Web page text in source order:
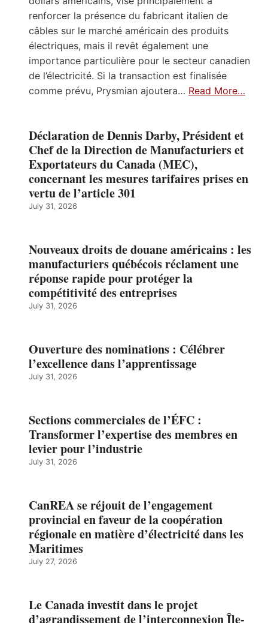
renforcer la présence du fabricant italien de
câbles sur le marché américain des produits
électriques, mais il revêt également une
importance particulière pour le secteur canadien
de l’électricité. Si la transaction est finalisée
comme prévu, Prysmian ajoutera… Read More…
Déclaration de Dennis Darby, Président et
Chef de la Direction de Manufacturiers et
Exportateurs du Canada (MEC),
concernant les mesures tarifaires prises en
vertu de l’article 301
July 31, 2026
Nouveaux droits de douane américains : les
manufacturiers québécois réclament une
réponse rapide pour protéger la
compétitivité des entreprises
July 31, 2026
Ouverture des nominations : Célébrer
l’excellence dans l’apprentissage
July 31, 2026
Sections commerciales de l’ÉFC :
Transformer l’expertise des membres en
levier pour l’industrie
July 31, 2026
CanREA se réjouit de l’engagement
provincial en faveur de la coopération
régionale en matière d’électricité dans les
Maritimes
July 27, 2026
Le Canada investit dans le projet
d’agrandissement de l’interconnexion Île-